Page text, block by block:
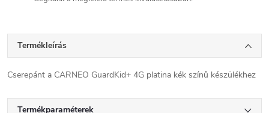
Termékleírás
Cserepánt a CARNEO GuardKid+ 4G platina kék színű készülékhez
Termékparaméterek